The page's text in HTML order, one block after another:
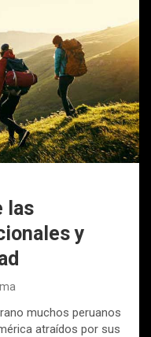
las
y
muchos peruanos
atraídos por sus